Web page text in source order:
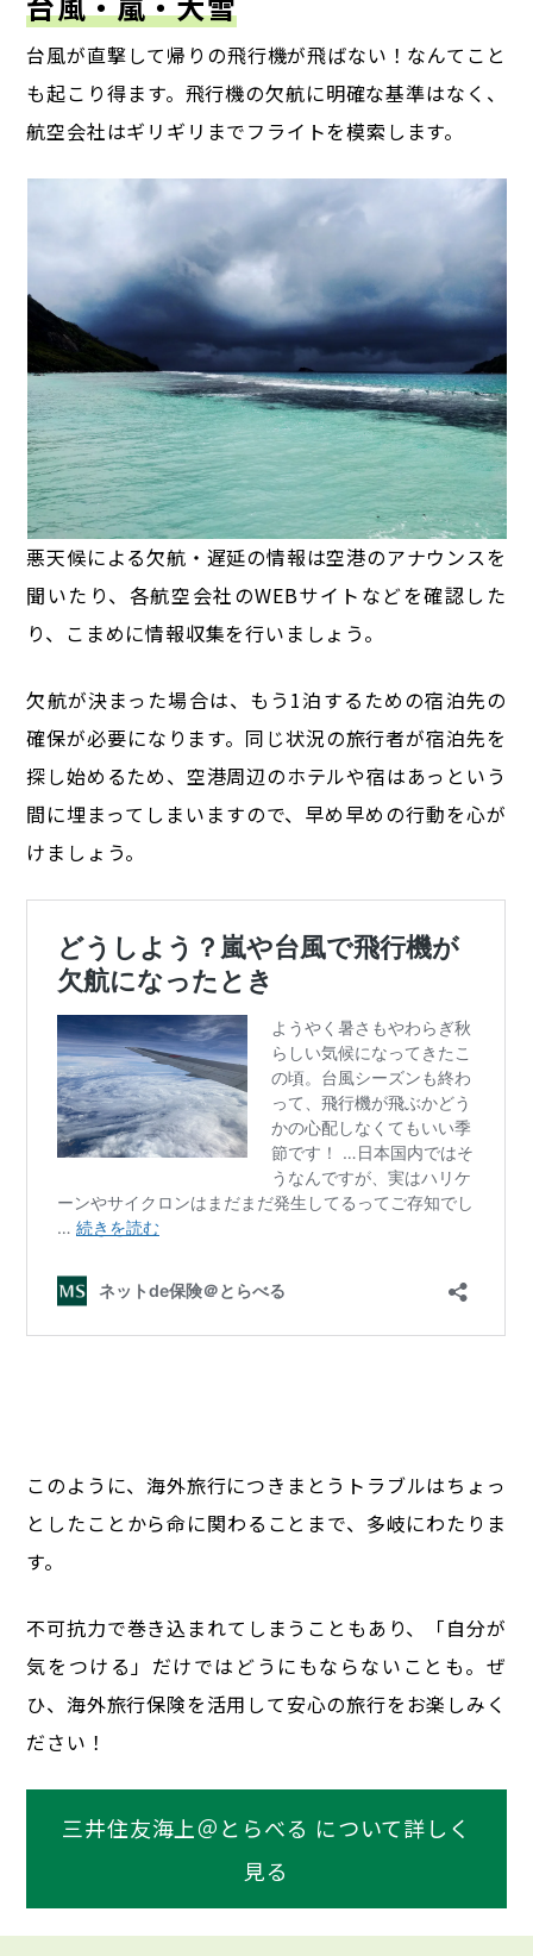
台風が直撃して帰りの飛行機が飛ばない！なんてこと
も起こり得ます。 飛行機の欠航に明確な基準はなく、
航空会社はギリギリまでフライトを模索します。
悪天候による欠航・遅延の情報は空港のアナウンスを
聞いたり、各航空会社のWEBサイトなどを確認した
り、こまめに情報収集を行いましょう。
欠航が決まった場合は、もう1泊するための宿泊先の
確保が必要になります。 同じ状況の旅行者が宿泊先を
探し始めるため、空港周辺のホテルや宿はあっという
間に埋まってしまいますので、早め早めの行動を心が
けましょう。
このように、海外旅行につきまとうトラブルはちょっ
としたことから命に関わることまで、多岐にわたりま
す。
不可抗力で巻き込まれてしまうこともあり、「自分が
気をつける」だけではどうにもならないことも。 ぜ
ひ、海外旅行保険を活用して安心の旅行をお楽しみく
ださい！
三井住友海上＠とらべる について詳しく
見る